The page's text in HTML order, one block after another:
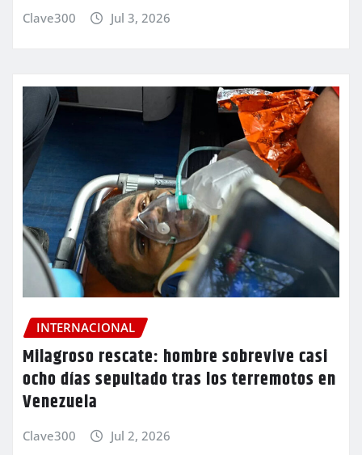
Clave300 Jul 3, 2026
INTERNACIONAL
Milagroso rescate: hombre sobrevive casi
ocho días sepultado tras los terremotos en
Venezuela
Clave300 Jul 2, 2026